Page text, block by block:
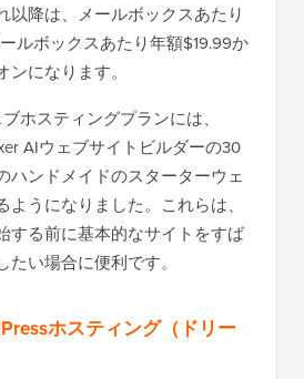
以降は、メールボックスあたり
ルボックスあたり年額$19.99か
になります。
ホスティングプランには、
AIウェブサイトビルダーの30
ハンドメイドのスターターウェ
ようになりました。これらは、
する前に基本的なサイトをすば
い場合に便利です。
ホスティング（ドリー